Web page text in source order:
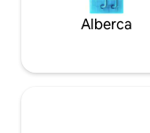
Alberca